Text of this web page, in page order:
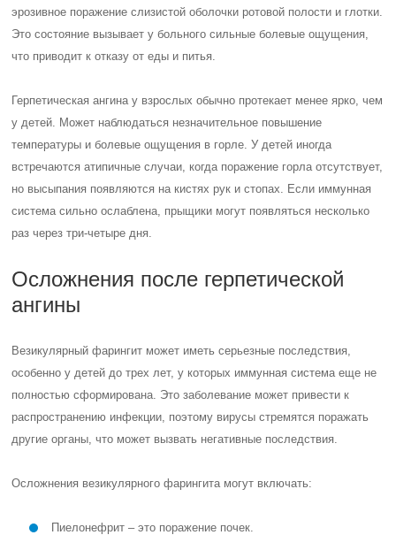
эрозивное поражение слизистой оболочки ротовой полости и глотки.
Это состояние вызывает у больного сильные болевые ощущения,
что приводит к отказу от еды и питья.
Герпетическая ангина у взрослых обычно протекает менее ярко, чем
у детей. Может наблюдаться незначительное повышение
температуры и болевые ощущения в горле. У детей иногда
встречаются атипичные случаи, когда поражение горла отсутствует,
но высыпания появляются на кистях рук и стопах. Если иммунная
система сильно ослаблена, прыщики могут появляться несколько
раз через три-четыре дня.
Осложнения после герпетической
ангины
Везикулярный фарингит может иметь серьезные последствия,
особенно у детей до трех лет, у которых иммунная система еще не
полностью сформирована. Это заболевание может привести к
распространению инфекции, поэтому вирусы стремятся поражать
другие органы, что может вызвать негативные последствия.
Осложнения везикулярного фарингита могут включать:
Пиелонефрит – это поражение почек.